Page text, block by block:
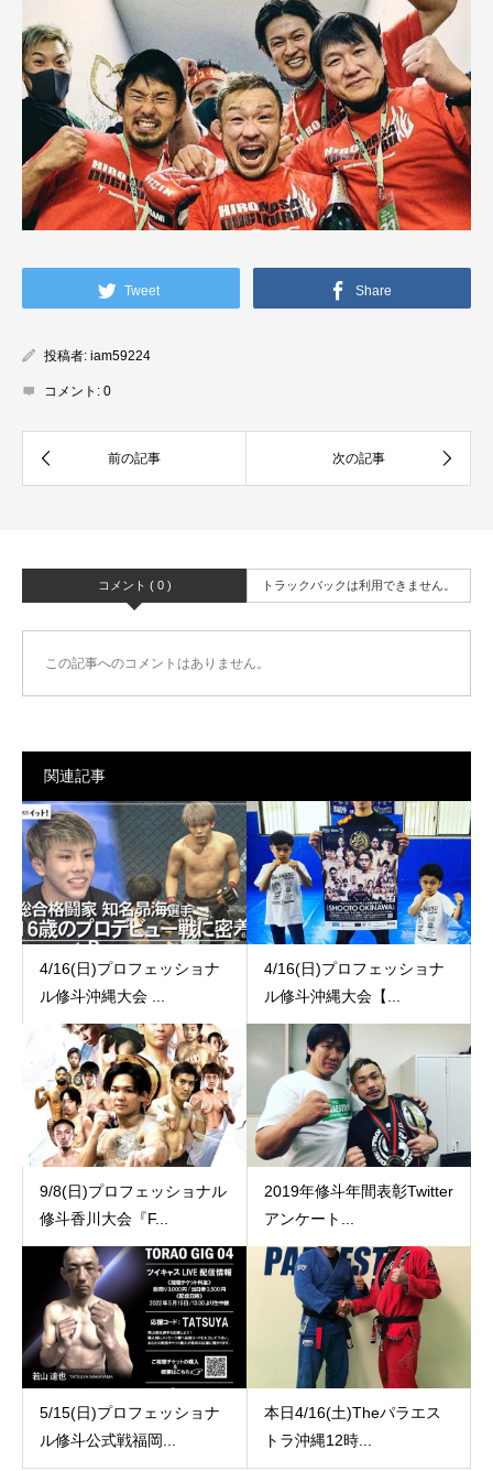
Tweet Share
投稿者: iam59224
コメント: 0
コメント ( 0 ) トラックバックは利用できません。
この記事へのコメントはありません。
関連記事
4/16(日)プロフェッショナ
ル修斗沖縄大会 ...
4/16(日)プロフェッショナ
ル修斗沖縄大会【...
9/8(日)プロフェッショナル
修斗香川大会『F...
2019年修斗年間表彰Twitter
アンケート...
5/15(日)プロフェッショナ
ル修斗公式戦福岡...
本日4/16(土)Theパラエス
トラ沖縄12時...